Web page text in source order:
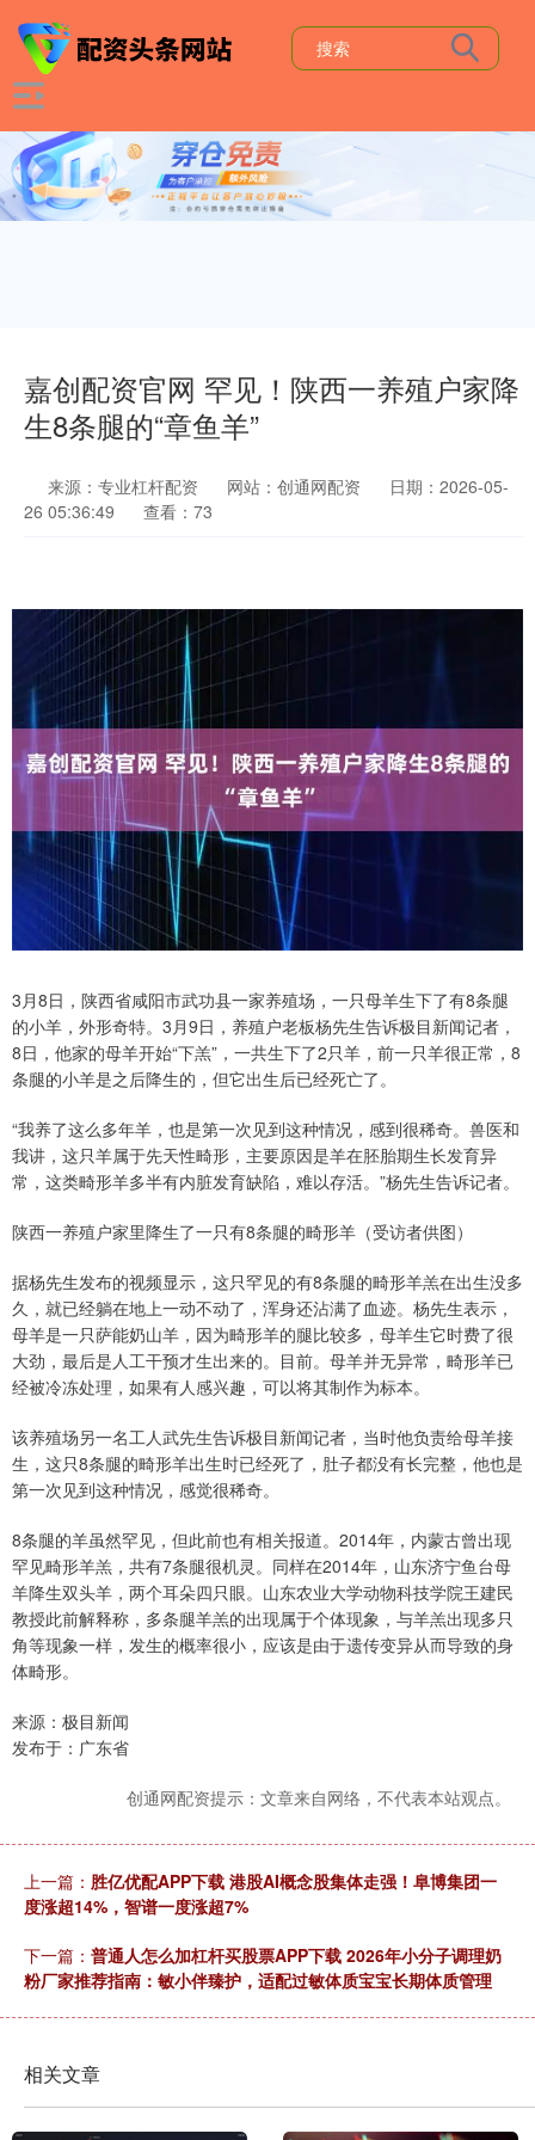
嘉创配资官网 罕见！陕西一养殖户家降
生8条腿的“章鱼羊”
来源：专业杠杆配资 网站：创通网配资
日期：2026-05-
26 05:36:49
查看：73
3月8日，陕西省咸阳市武功县一家养殖场，一只母羊生下了有8条腿
的小羊，外形奇特。3月9日，养殖户老板杨先生告诉极目新闻记者，
8日，他家的母羊开始“下羔”，一共生下了2只羊，前一只羊很正常，8
条腿的小羊是之后降生的，但它出生后已经死亡了。
“我养了这么多年羊，也是第一次见到这种情况，感到很稀奇。兽医和
我讲，这只羊属于先天性畸形，主要原因是羊在胚胎期生长发育异
常，这类畸形羊多半有内脏发育缺陷，难以存活。”杨先生告诉记者。
陕西一养殖户家里降生了一只有8条腿的畸形羊（受访者供图）
据杨先生发布的视频显示，这只罕见的有8条腿的畸形羊羔在出生没多
久，就已经躺在地上一动不动了，浑身还沾满了血迹。杨先生表示，
母羊是一只萨能奶山羊，因为畸形羊的腿比较多，母羊生它时费了很
大劲，最后是人工干预才生出来的。目前。母羊并无异常，畸形羊已
经被冷冻处理，如果有人感兴趣，可以将其制作为标本。
该养殖场另一名工人武先生告诉极目新闻记者，当时他负责给母羊接
生，这只8条腿的畸形羊出生时已经死了，肚子都没有长完整，他也是
第一次见到这种情况，感觉很稀奇。
8条腿的羊虽然罕见，但此前也有相关报道。2014年，内蒙古曾出现
罕见畸形羊羔，共有7条腿很机灵。同样在2014年，山东济宁鱼台母
羊降生双头羊，两个耳朵四只眼。山东农业大学动物科技学院王建民
教授此前解释称，多条腿羊羔的出现属于个体现象，与羊羔出现多只
角等现象一样，发生的概率很小，应该是由于遗传变异从而导致的身
体畸形。
来源：极目新闻
发布于：广东省
创通网配资提示：文章来自网络，不代表本站观点。
上一篇： 胜亿优配APP下载 港股AI概念股集体走强！阜博集团一
度涨超14%，智谱一度涨超7%
下一篇： 普通人怎么加杠杆买股票APP下载 2026年小分子调理奶
粉厂家推荐指南：敏小伴臻护，适配过敏体质宝宝长期体质管理
相关文章